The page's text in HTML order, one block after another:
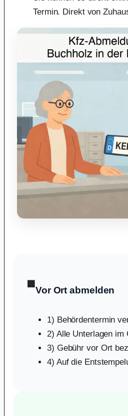
Termin. Direkt von
🏢
Vor Ort abmelden
1) Behördentermin
2) Alle Unterlagen im
3) Gebühr vor Ort
4) Auf die